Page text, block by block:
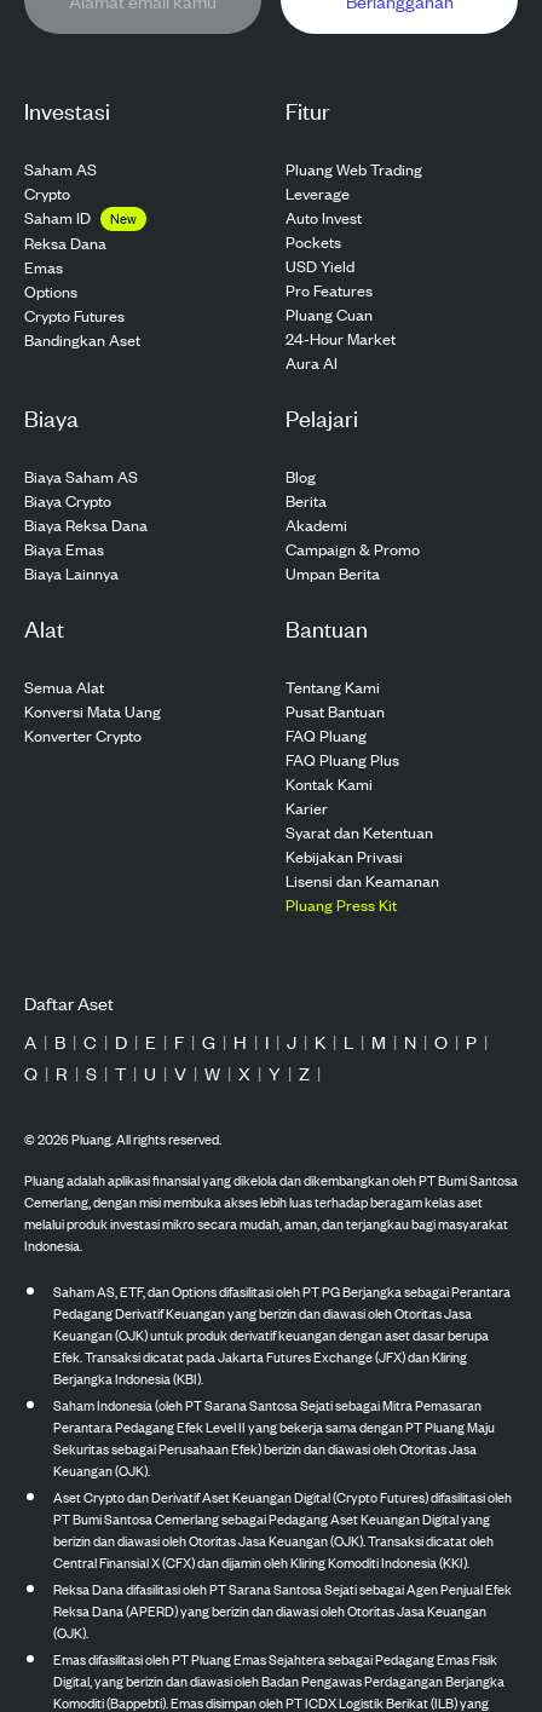
Investasi
Saham AS
Crypto
Saham ID
New
Reksa Dana
Emas
Options
Crypto Futures
Bandingkan Aset
Fitur
Pluang Web Trading
Leverage
Auto Invest
Pockets
USD Yield
Pro Features
Pluang Cuan
24-Hour Market
Aura AI
Biaya
Biaya Saham AS
Biaya Crypto
Biaya Reksa Dana
Biaya Emas
Biaya Lainnya
Pelajari
Blog
Berita
Akademi
Campaign & Promo
Umpan Berita
Alat
Semua Alat
Konversi Mata Uang
Konverter Crypto
Bantuan
Tentang Kami
Pusat Bantuan
FAQ Pluang
FAQ Pluang Plus
Kontak Kami
Karier
Syarat dan Ketentuan
Kebijakan Privasi
Lisensi dan Keamanan
Pluang Press Kit
Daftar Aset
A | B | C | D | E | F | G | H | I | J | K | L | M | N | O | P |
Q | R | S | T | U | V | W | X | Y | Z |
©2026Pluang. All rights reserved.
Pluang adalah aplikasi finansial yang dikelola dan dikembangkan oleh PT Bumi Santosa
Cemerlang, dengan misi membuka akses lebih luas terhadap beragam kelas aset
melalui produk investasi mikro secara mudah, aman, dan terjangkau bagi masyarakat
Indonesia.
Saham AS, ETF, dan Options difasilitasi oleh PT PG Berjangka sebagai Perantara
Pedagang Derivatif Keuangan yang berizin dan diawasi oleh Otoritas Jasa
Keuangan (OJK) untuk produk derivatif keuangan dengan aset dasar berupa
Efek. Transaksi dicatat pada Jakarta Futures Exchange (JFX) dan Kliring
Berjangka Indonesia (KBI).
Saham Indonesia (oleh PT Sarana Santosa Sejati sebagai Mitra Pemasaran
Perantara Pedagang Efek Level II yang bekerja sama dengan PT Pluang Maju
Sekuritas sebagai Perusahaan Efek) berizin dan diawasi oleh Otoritas Jasa
Keuangan (OJK).
Aset Crypto dan Derivatif Aset Keuangan Digital (Crypto Futures) difasilitasi oleh
PT Bumi Santosa Cemerlang sebagai Pedagang Aset Keuangan Digital yang
berizin dan diawasi oleh Otoritas Jasa Keuangan (OJK). Transaksi dicatat oleh
Central Finansial X (CFX) dan dijamin oleh Kliring Komoditi Indonesia (KKI).
Reksa Dana difasilitasi oleh PT Sarana Santosa Sejati sebagai Agen Penjual Efek
Reksa Dana (APERD) yang berizin dan diawasi oleh Otoritas Jasa Keuangan
(OJK).
Emas difasilitasi oleh PT Pluang Emas Sejahtera sebagai Pedagang Emas Fisik
Digital, yang berizin dan diawasi oleh Badan Pengawas Perdagangan Berjangka
Komoditi (Bappebti). Emas disimpan oleh PT ICDX Logistik Berikat (ILB) yang